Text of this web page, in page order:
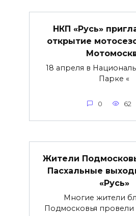
НКП «Русь»
открытие
18 апреля в
Парке «
0 62
Жители
Пасхальные
«Русь»
Многие жители
Подмосковья провели